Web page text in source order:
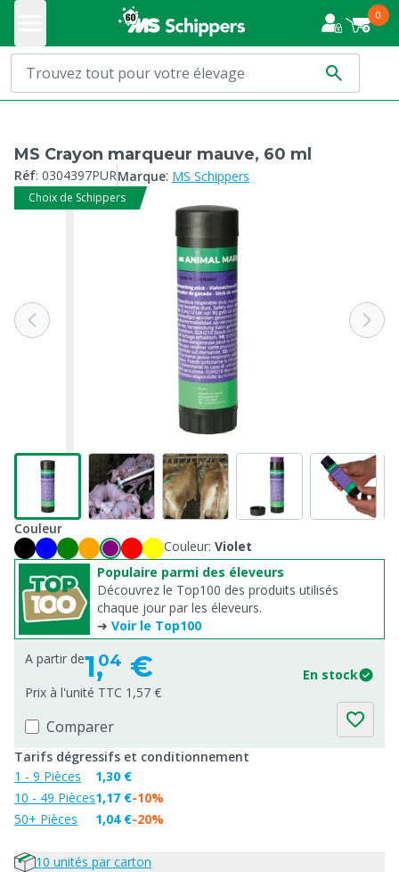
0
MS Crayon marqueur mauve, 60 ml
Réf: 0304397PURMarque: MS Schippers
Choix de Schippers
Couleur
Couleur: Violet
Populaire parmi des éleveurs
Découvrez le Top100 des produits utilisés
chaque jour par les éleveurs.
➜ Voir le Top100
A partir de1,04 €
En stock
Prix à l'unité TTC 1,57 €
Comparer
Tarifs dégressifs et conditionnement
1 - 9 Pièces
10 - 49 Pièces
50+ Pièces
1,30 €
1,17 €
1,04 €
-10%
-20%
10 unités par carton